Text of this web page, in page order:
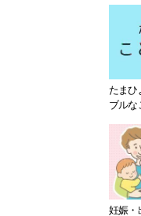
たまひ
ブルな
妊娠・